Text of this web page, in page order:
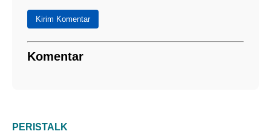
Kirim Komentar
Komentar
PERISTALK